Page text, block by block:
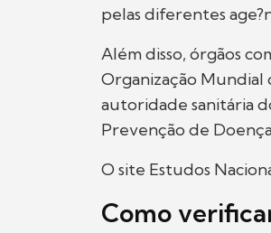
pelas diferentes
Além disso, órgãos
Organização Mundial
autoridade sanitária
Prevenção de
O site Estudos
Como